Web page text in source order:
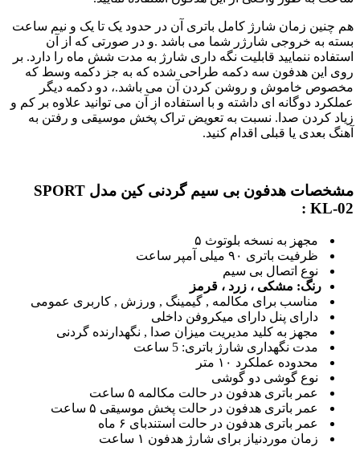
هم چنین زمان شارژ کامل باتری آن در حدود یک تا یک و نیم ساعت
بسته به خروجی شارژر شما می باشد .و در صورتی که از آن
استفاده ننمایید قابلیت نگه داری شارژ به مدت شش ماه را دارد. بر
روی این هدفون سه دکمه طراحی شده که به جز دکمه وسط که
مخصوص خاموش و روشن کردن آن می باشد.، دو دکمه دیگر
عملکرد دوگانه ای داشته و با استفاده از آن می توانید علاوه بر کم و
زیاد کردن صدا. نسبت به تعویض تراک پخش موسیقی و رفتن به
آهنگ بعدی یا قبلی اقدام کنید.
مشخصات هدفون بی سیم گردنی کین مدل SPORT
KL-02 :
مجهز به نسخه بلوتوث ۵
ظرفیت باتری ۹۰ میلی آمپر ساعت
نوع اتصال بی سیم
رنگ: مشکی ، زرد ، قرمز
مناسب برای مکالمه , گیمینگ , ورزش , کاربری عمومی
دارای پنل دارای میکروفن داخلی
مجهز به کلید مدیریت میزان صدا , نگهدارنده گردنی
مدت نگهداری شارژ باتری: 5 ساعت
محدوده عملکرد ۱۰ متر
نوع گوشی دو گوشی
عمر باتری هدفون در حالت مکالمه ۵ ساعت
عمر باتری هدفون در حالت پخش موسیقی ۵ ساعت
عمر باتری هدفون در حالت استندبای ۶ ماه
زمان موردنیاز برای شارژ هدفون ۱ ساعت